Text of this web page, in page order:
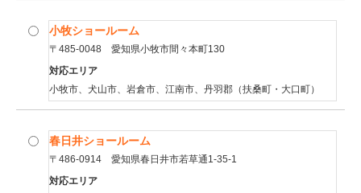
小牧ショールーム
〒485-0048 愛知県小牧市間々本町130
対応エリア
小牧市、犬山市、岩倉市、江南市、丹羽郡（扶桑町・大口町）
春日井ショールーム
〒486-0914 愛知県春日井市若草通1-35-1
対応エリア